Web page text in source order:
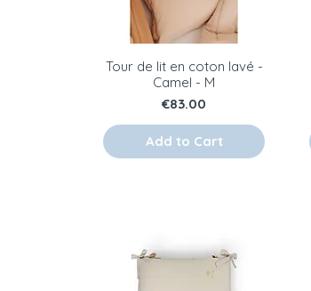
Tour de lit en coton lavé -
Camel - M
Price
€83.00
Add to Cart